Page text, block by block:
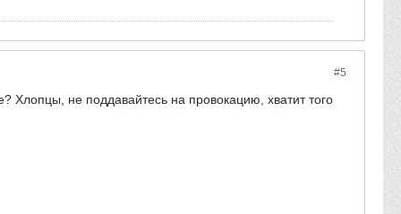
#5
не поддавайтесь на провокацию, хватит того